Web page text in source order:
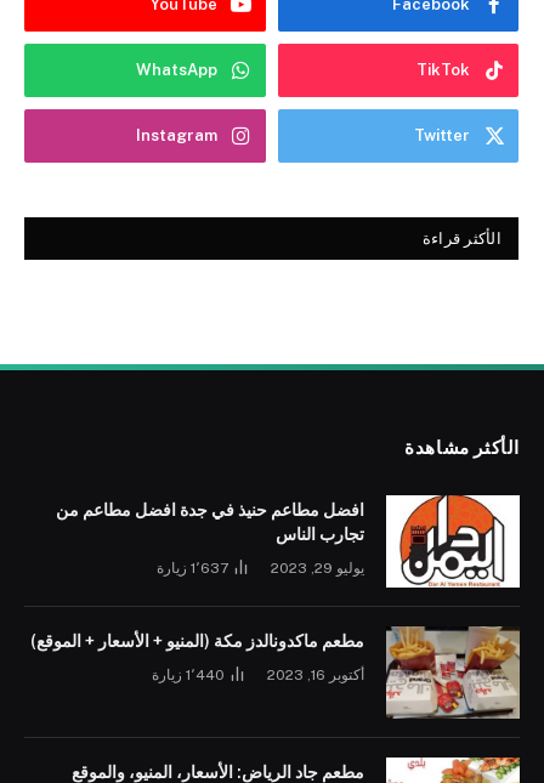
Facebook
YouTube
TikTok
WhatsApp
Twitter
Instagram
الأكثر قراءة
الأكثر مشاهدة
افضل مطاعم حنيذ في جدة افضل مطاعم من
تجارب الناس
يوليو 29, 2023 1٬637 زيارة
مطعم ماكدونالدز مكة (المنيو + الأسعار + الموقع)
أكتوبر 16, 2023 1٬440 زيارة
مطعم جاد الرياض: الأسعار، المنيو، والموقع